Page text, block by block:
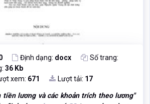
Định dạng: docx
Số trang:
36 Kb
xem: 671 Lượt tải: 17
tiền lương và các khoản trích theo lương"